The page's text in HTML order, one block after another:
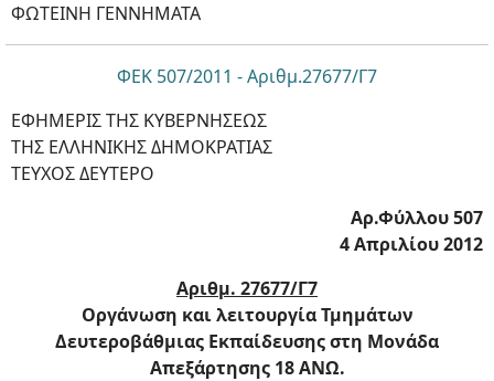
ΦΩΤΕΙΝΗ ΓΕΝΝΗΜΑΤΑ
ΦΕΚ 507/2011 - Αριθμ.27677/Γ7
ΕΦΗΜΕΡΙΣ ΤΗΣ ΚΥΒΕΡΝΗΣΕΩΣ
ΤΗΣ ΕΛΛΗΝΙΚΗΣ ΔΗΜΟΚΡΑΤΙΑΣ
ΤΕΥΧΟΣ ΔΕΥΤΕΡΟ
Αρ.Φύλλου 507
4 Απριλίου 2012
Αριθμ. 27677/Γ7
Οργάνωση και λειτουργία Τμημάτων
Δευτεροβάθμιας Εκπαίδευσης στη Μονάδα
Απεξάρτησης 18 ΑΝΩ.